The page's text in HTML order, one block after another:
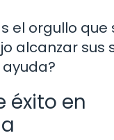
el orgullo que
alcanzar sus
éxito en